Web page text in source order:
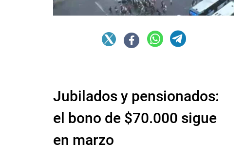
Jubilados y pensionados:
el bono de $70.000 sigue
en marzo